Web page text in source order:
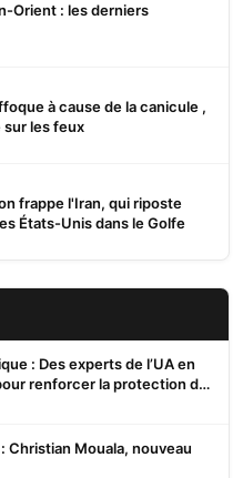
Orient : les derniers
à cause de la canicule ,
sur les feux
frappe l'Iran, qui riposte
États-Unis dans le Golfe
: Des experts de l’UA en
renforcer la protection des
Christian Mouala, nouveau